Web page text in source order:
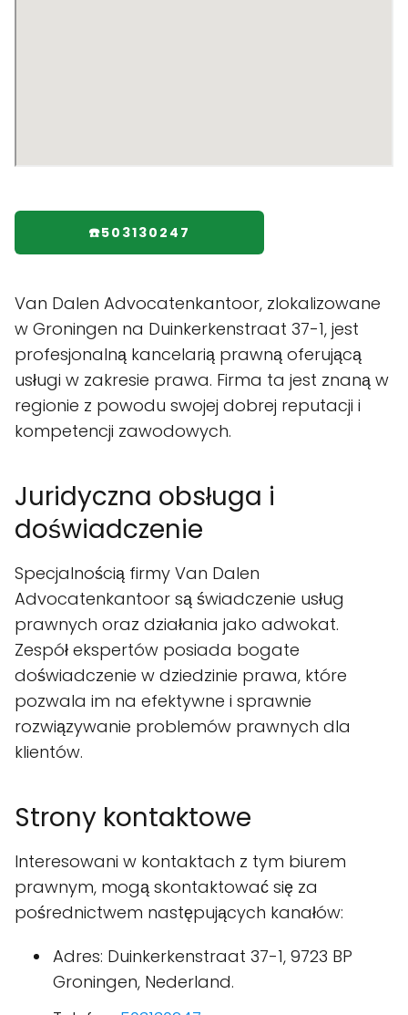
☎️503130247
Van Dalen Advocatenkantoor, zlokalizowane
w Groningen na Duinkerkenstraat 37-1, jest
profesjonalną kancelarią prawną oferującą
usługi w zakresie prawa. Firma ta jest znaną w
regionie z powodu swojej dobrej reputacji i
kompetencji zawodowych.
Juridyczna obsługa i
doświadczenie
Specjalnością firmy Van Dalen
Advocatenkantoor są świadczenie usług
prawnych oraz działania jako adwokat.
Zespół ekspertów posiada bogate
doświadczenie w dziedzinie prawa, które
pozwala im na efektywne i sprawnie
rozwiązywanie problemów prawnych dla
klientów.
Strony kontaktowe
Interesowani w kontaktach z tym biurem
prawnym, mogą skontaktować się za
pośrednictwem następujących kanałów:
Adres: Duinkerkenstraat 37-1, 9723 BP
Groningen, Nederland.